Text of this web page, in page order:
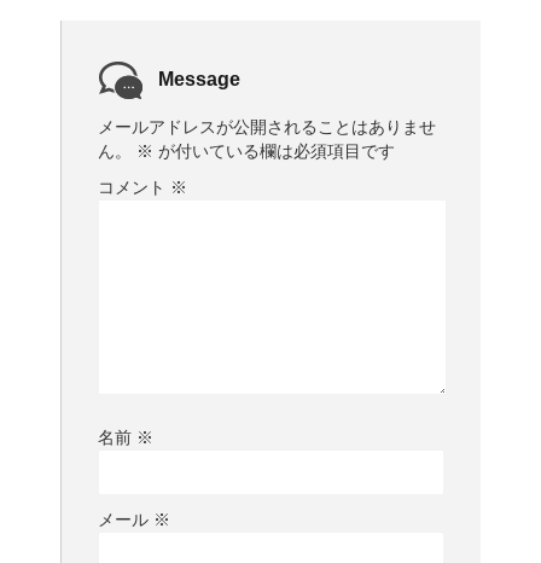
Message
メールアドレスが公開されることはありませ
ん。
※ が付いている欄は必須項目です
コメント ※
名前 ※
メール ※